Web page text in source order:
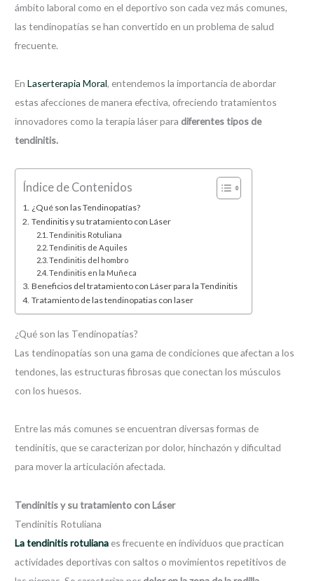
ámbito laboral como en el deportivo son cada vez más comunes,
las tendinopatías se han convertido en un problema de salud
frecuente.
EnLaserterapia Moral, entendemos la importancia de abordar
estas afecciones de manera efectiva, ofreciendo tratamientos
innovadores como la terapia láser para diferentes tipos de
tendinitis.
Índice de Contenidos
¿Qué son las Tendinopatías?
Tendinitis y su tratamiento con Láser
Tendinitis Rotuliana
Tendinitis de Aquiles
Tendinitis del hombro
Tendinitis en la Muñeca
Beneficios del tratamiento con Láser para la Tendinitis
Tratamiento de las tendinopatias con laser
¿Qué son las Tendinopatías?
Las tendinopatías son una gama de condiciones que afectan a los
tendones, las estructuras fibrosas que conectan los músculos
con los huesos.
Entre las más comunes se encuentran diversas formas de
tendinitis, que se caracterizan por dolor, hinchazón y dificultad
para mover la articulación afectada.
Tendinitis y su tratamiento con Láser
Tendinitis Rotuliana
La tendinitis rotuliana es frecuente en individuos que practican
actividades deportivas con saltos o movimientos repetitivos de